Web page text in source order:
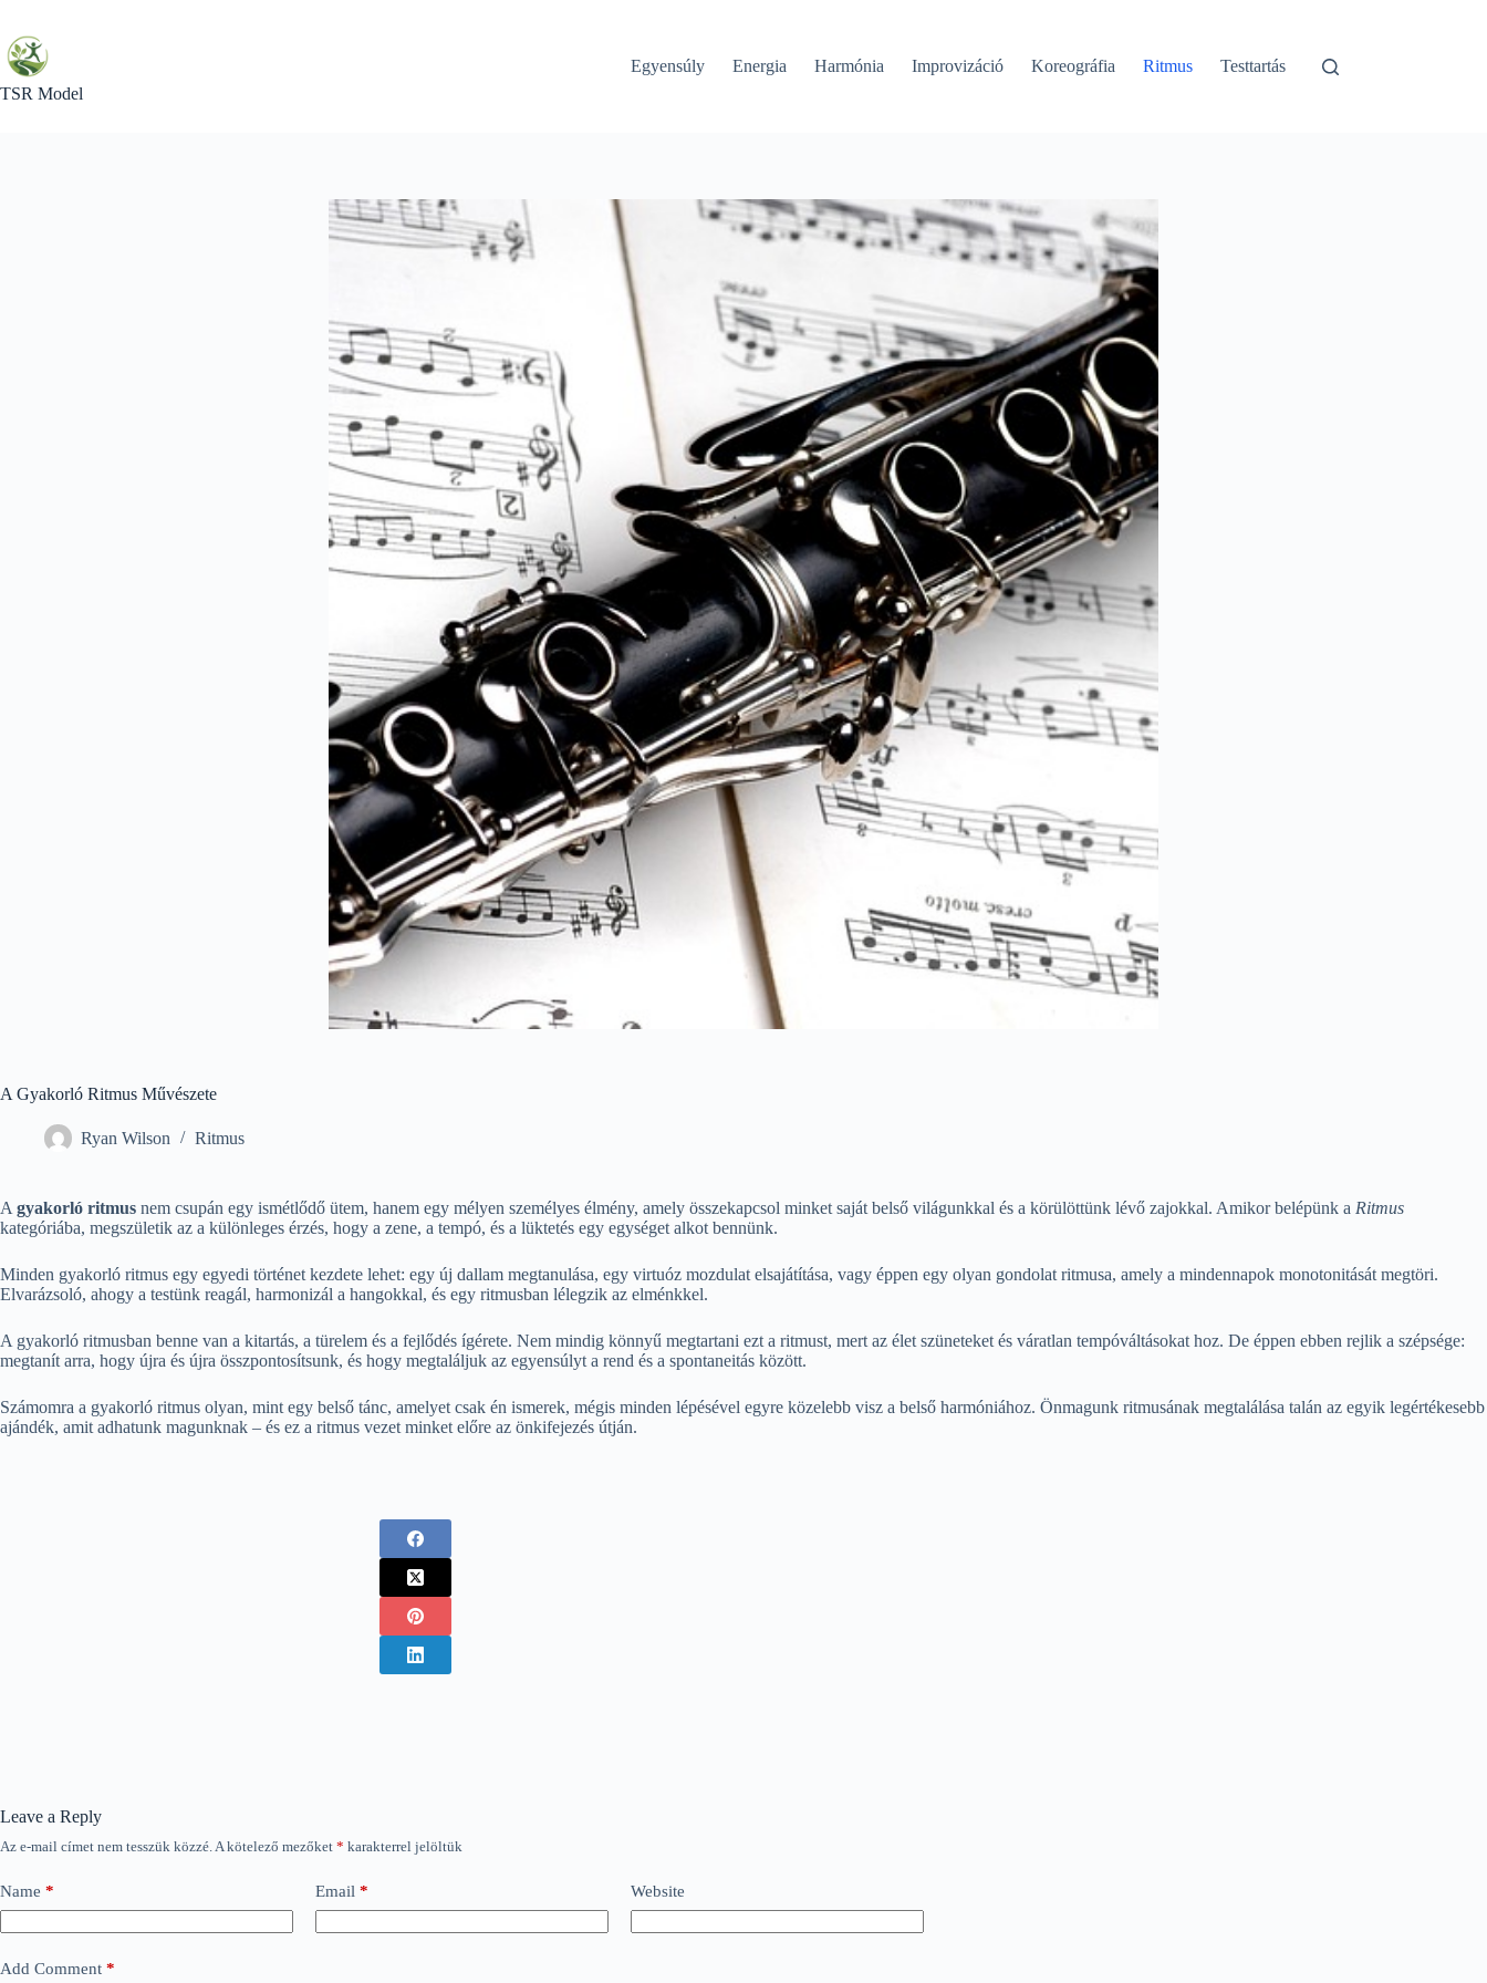
content
TSR Model
Egyensúly Energia Harmónia Improvizáció Koreográfia Ritmus Testtartás
A Gyakorló Ritmus Művészete
Ryan Wilson Ritmus
A gyakorló ritmus nem csupán egy ismétlődő ütem, hanem egy mélyen személyes élmény, amely összekapcsol minket saját belső világunkkal és a körülöttünk lévő zajokkal. Amikor belépünk a Ritmus
kategóriába, megszületik az a különleges érzés, hogy a zene, a tempó, és a lüktetés egy egységet alkot bennünk.
Minden gyakorló ritmus egy egyedi történet kezdete lehet: egy új dallam megtanulása, egy virtuóz mozdulat elsajátítása, vagy éppen egy olyan gondolat ritmusa, amely a mindennapok monotonitását megtöri.
Elvarázsoló, ahogy a testünk reagál, harmonizál a hangokkal, és egy ritmusban lélegzik az elménkkel.
A gyakorló ritmusban benne van a kitartás, a türelem és a fejlődés ígérete. Nem mindig könnyű megtartani ezt a ritmust, mert az élet szüneteket és váratlan tempóváltásokat hoz. De éppen ebben rejlik a szépsége:
megtanít arra, hogy újra és újra összpontosítsunk, és hogy megtaláljuk az egyensúlyt a rend és a spontaneitás között.
Számomra a gyakorló ritmus olyan, mint egy belső tánc, amelyet csak én ismerek, mégis minden lépésével egyre közelebb visz a belső harmóniához. Önmagunk ritmusának megtalálása talán az egyik legértékesebb
ajándék, amit adhatunk magunknak – és ez a ritmus vezet minket előre az önkifejezés útján.
Leave a Reply
Az e-mail címet nem tesszük közzé.A kötelező mezőket * karakterrel jelöltük
Name * Email * Website
Add Comment *